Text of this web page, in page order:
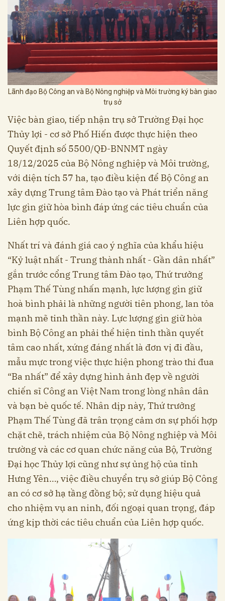
Lãnh đạo Bộ Công an và Bộ Nông nghiệp và Môi trường ký bàn giao
trụ sở
Việc bàn giao, tiếp nhận trụ sở Trường Đại học
Thủy lợi - cơ sở Phố Hiến được thực hiện theo
Quyết định số 5500/QĐ-BNNMT ngày
18/12/2025 của Bộ Nông nghiệp và Môi trường,
với diện tích 57 ha, tạo điều kiện để Bộ Công an
xây dựng Trung tâm Đào tạo và Phát triển năng
lực gìn giữ hòa bình đáp ứng các tiêu chuẩn của
Liên hợp quốc.
Nhất trí và đánh giá cao ý nghĩa của khẩu hiệu
“Kỷ luật nhất - Trung thành nhất - Gần dân nhất”
gắn trước cổng Trung tâm Đào tạo, Thứ trưởng
Phạm Thế Tùng nhấn mạnh, lực lượng gìn giữ
hoà bình phải là những người tiên phong, lan tỏa
mạnh mẽ tinh thần này. Lực lượng gìn giữ hòa
bình Bộ Công an phải thể hiện tinh thần quyết
tâm cao nhất, xứng đáng nhất là đơn vị đi đầu,
mẫu mực trong việc thực hiện phong trào thi đua
“Ba nhất” để xây dựng hình ảnh đẹp về người
chiến sĩ Công an Việt Nam trong lòng nhân dân
và bạn bè quốc tế. Nhân dịp này, Thứ trưởng
Phạm Thế Tùng đã trân trọng cảm ơn sự phối hợp
chặt chẽ, trách nhiệm của Bộ Nông nghiệp và Môi
trường và các cơ quan chức năng của Bộ, Trường
Đại học Thủy lợi cũng như sự ủng hộ của tỉnh
Hưng Yên…, việc điều chuyển trụ sở giúp Bộ Công
an có cơ sở hạ tầng đồng bộ; sử dụng hiệu quả
cho nhiệm vụ an ninh, đối ngoại quan trọng, đáp
ứng kịp thời các tiêu chuẩn của Liên hợp quốc.